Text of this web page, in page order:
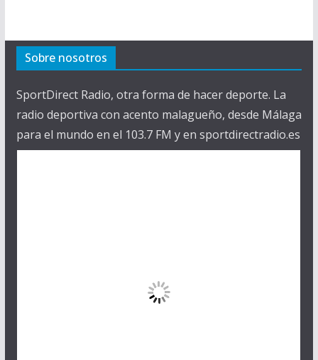
Sobre nosotros
SportDirect Radio, otra forma de hacer deporte. La
radio deportiva con acento malagueño, desde Málaga
para el mundo en el 103.7 FM y en sportdirectradio.es